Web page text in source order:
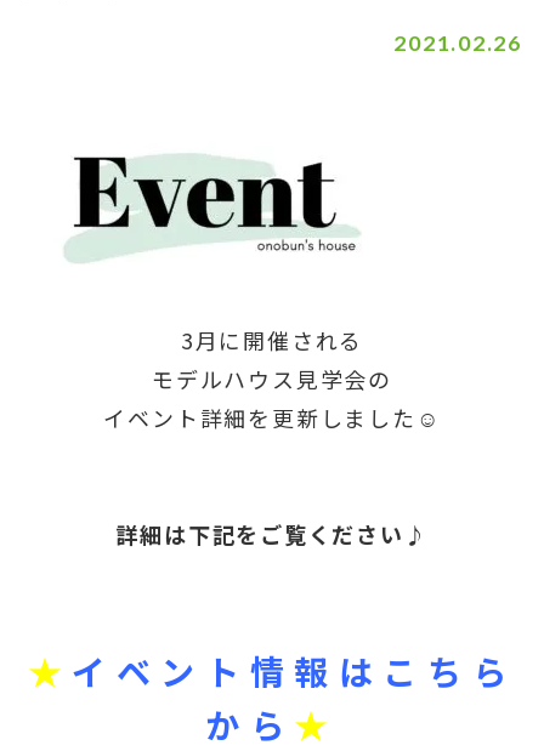
2021.02.26
3月に開催される
モデルハウス見学会の
イベント詳細を更新しました☺
詳細は下記をご覧ください♪
★ イベント情報はこちら
から ★